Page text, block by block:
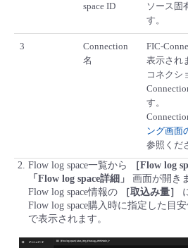
space ID
ソース固
す。
3
Connection
名
FIC-
表示され
コネクシ
す。
ング画面
参照くだ
Flow log space一覧から
［Flow log
「Flow log space詳細」
画面が開き
Flow log space情報の
［取込み量］
Flow log space購入時に指定した目
で表示されます。